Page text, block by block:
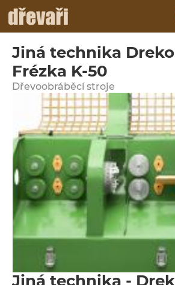
Jiná technika
Frézka K-50
Dřevoobráběcí stroje
Jiná technika -